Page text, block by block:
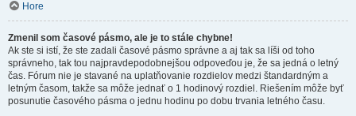
Hore
Zmenil som časové pásmo, ale je to stále chybne!
Ak ste si istí, že ste zadali časové pásmo správne a aj tak sa líši od toho
správneho, tak tou najpravdepodobnejšou odpoveďou je, že sa jedná o letný
čas. Fórum nie je stavané na uplatňovanie rozdielov medzi štandardným a
letným časom, takže sa môže jednať o 1 hodinový rozdiel. Riešením môže byť
posunutie časového pásma o jednu hodinu po dobu trvania letného času.